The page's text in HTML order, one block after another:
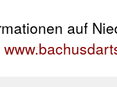
auf